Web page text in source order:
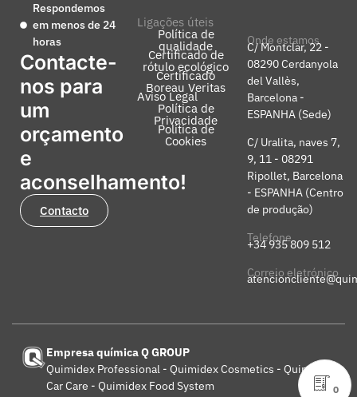
Respondemos
em menos de 24
horas
Contacte-
nos para
um
orçamento
e
aconselhamento!
Contacto
Ligações úteis
Política de
qualidade
Certificado de
rótulo ecológico
Certificado
Boreau Veritas
Aviso Legal
Política de
Privacidade
Política de
Cookies
Onde estamos
C/ Montclar, 22 -
08290 Cerdanyola
del Vallès,
Barcelona -
ESPANHA (Sede)
C/ Uralita, naves 7,
9, 11 - 08291
Ripollet, Barcelona
- ESPANHA (Centro
de produção)
Telefone
+34 935 809 512
0
Correio eletrónico
Empresa química Q GROUP
Quimidex Professional - Quimidex Cosmetics - Quimidex
Car Care - Quimidex Food System